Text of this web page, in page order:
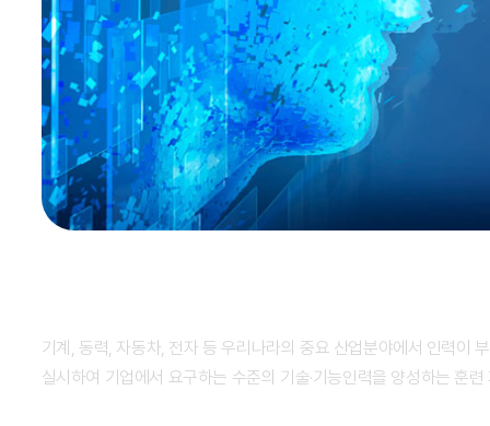
기계, 동력, 자동차, 전자 등 우리나라의 중요 산업분야에서 인력이 부족한 직종에 대한 직업능력개발훈련을